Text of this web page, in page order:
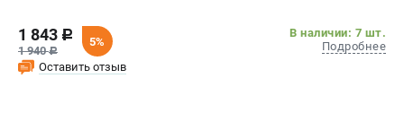
АККУМУЛЯТОРНАЯ ТЕХНИКА
Воздуходувки аккумуляторные
Высоторезы аккумуляторные
1 843 c
1 940c
5%
В наличии: 7 шт.
Подробнее
Оставить отзыв